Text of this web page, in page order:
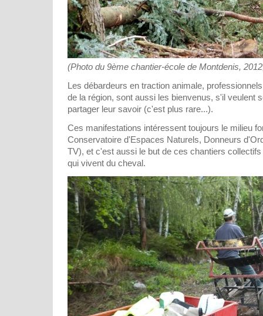
(Photo du 9ème chantier-école de Montdenis,
Les débardeurs en traction animale,
de la région, sont aussi les bienvenus, s'il veulent
partager leur savoir (c'est plus rare...).
Ces manifestations intéressent toujours le milieu
Conservatoire d'Espaces Naturels, Donneurs
TV), et c'est aussi le but de ces chantiers
qui vivent du cheval.